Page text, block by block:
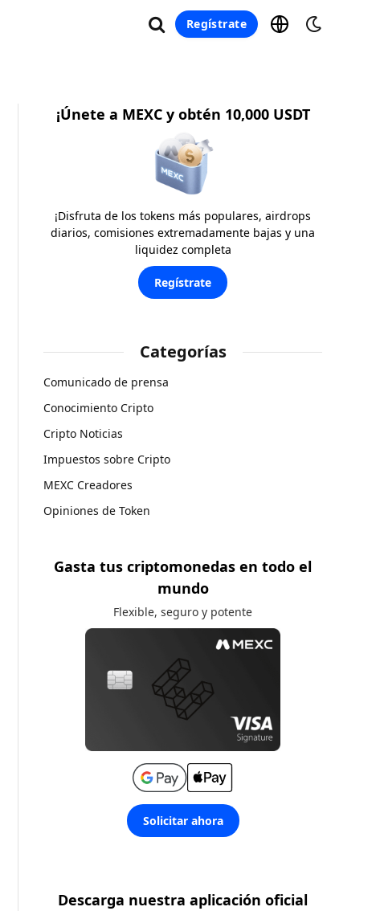
Regístrate
¡Únete a MEXC y obtén 10,000 USDT
¡Disfruta de los tokens más populares, airdrops
diarios, comisiones extremadamente bajas y una
liquidez completa
Regístrate
Categorías
Comunicado de prensa
Conocimiento Cripto
Cripto Noticias
Impuestos sobre Cripto
MEXC Creadores
Opiniones de Token
Gasta tus criptomonedas en todo el
mundo
Flexible, seguro y potente
Solicitar ahora
Descarga nuestra aplicación oficial